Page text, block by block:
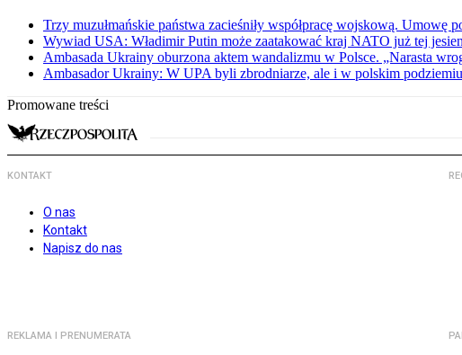
Trzy muzułmańskie państwa zacieśniły współpracę wojskową. Umowę
Wywiad USA: Władimir Putin może zaatakować kraj NATO już tej
Ambasada Ukrainy oburzona aktem wandalizmu w Polsce. „Narasta
Ambasador Ukrainy: W UPA byli zbrodniarze, ale i w polskim
Promowane treści
KONTAKT
O nas
Kontakt
Napisz do nas
REKLAMA I PRENUMERATA